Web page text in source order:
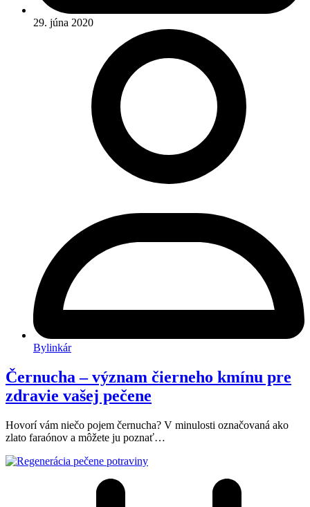
29. júna 2020
Bylinkár
Černucha – význam čierneho kmínu pre
zdravie vašej pečene
Hovorí vám niečo pojem černucha? V minulosti označovaná ako
zlato faraónov a môžete ju poznať…